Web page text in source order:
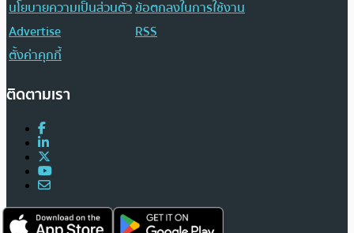
นโยบายความเป็นส่วนตัวข้อตกลงในการใช้งาน
Advertise
RSS
ตั้งค่าคุกกี้
ติดตามเรา